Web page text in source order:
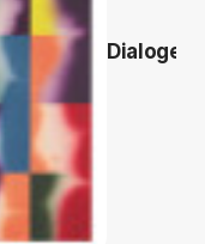
Dialoge